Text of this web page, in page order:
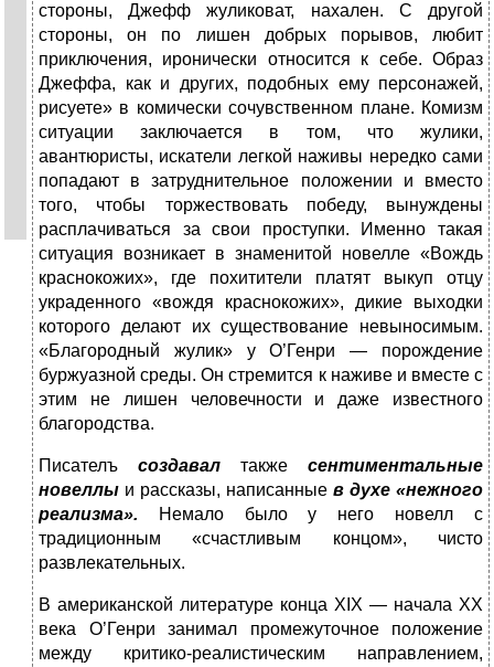
стороны, Джефф жуликоват, нахален. С другой
стороны, он по лишен добрых порывов, любит
приключения, иронически относится к себе. Образ
Джеффа, как и других, подобных ему персонажей,
рисуете» в комически сочувственном плане. Комизм
ситуации заключается в том, что жулики,
авантюристы, искатели легкой наживы нередко сами
попадают в затруднительное положении и вместо
того, чтобы торжествовать победу, вынуждены
расплачиваться за свои проступки. Именно такая
ситуация возникает в знаменитой новелле «Вождь
краснокожих», где похитители платят выкуп отцу
украденного «вождя краснокожих», дикие выходки
которого делают их существование невыносимым.
«Благородный жулик» у О’Генри — порождение
буржуазной среды. Он стремится к наживе и вместе с
этим не лишен человечности и даже известного
благородства.
Писателъ создавал также сентиментальные
новеллы и рассказы, написанные в духе «нежного
реализма». Немало было у него новелл с
традиционным «счастливым концом», чисто
развлекательных.
В американской литературе конца XIX — начала XX
века О’Генри занимал промежуточное положение
между критико-реалистическим направлением,